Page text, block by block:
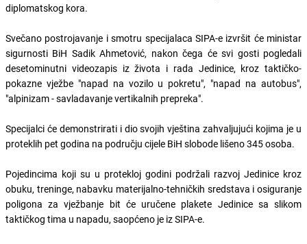
diplomatskog kora.
Svečano postrojavanje i smotru specijalaca SIPA-e izvršit će ministar
sigurnosti BiH Sadik Ahmetović, nakon čega će svi gosti pogledali
desetominutni videozapis iz života i rada Jedinice, kroz taktičko-
pokazne vježbe "napad na vozilo u pokretu", "napad na autobus",
"alpinizam - savladavanje vertikalnih prepreka".
Specijalci će demonstrirati i dio svojih vještina zahvaljujući kojima je u
proteklih pet godina na području cijele BiH slobode lišeno 345 osoba.
Pojedincima koji su u protekloj godini podržali razvoj Jedinice kroz
obuku, treninge, nabavku materijalno-tehničkih sredstava i osiguranje
poligona za vježbanje bit će uručene plakete Jedinice sa slikom
taktičkog tima u napadu, saopćeno je iz SIPA-e.